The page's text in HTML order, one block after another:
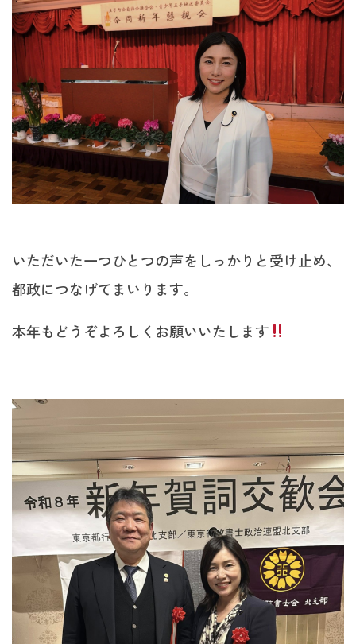
いただいた一つひとつの声をしっかりと受け止め、
都政につなげてまいります。
本年もどうぞよろしくお願いいたします